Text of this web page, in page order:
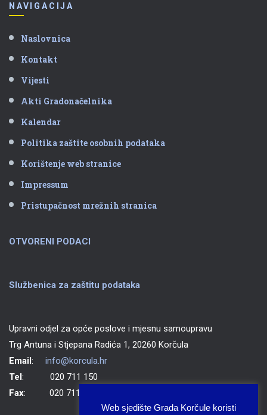
NAVIGACIJA
Naslovnica
Kontakt
Vijesti
Akti Gradonačelnika
Kalendar
Politika zaštite osobnih podataka
Korištenje web stranice
Impressum
Pristupačnost mrežnih stranica
OTVORENI PODACI
Službenica za zaštitu podataka
Upravni odjel za opće poslove i mjesnu samoupravu
Trg Antuna i Stjepana Radića 1, 20260 Korčula
Email: info@korcula.hr
Tel: 020 711 150
Fax: 020 711 702
Web sjedište Grada Korčule koristi